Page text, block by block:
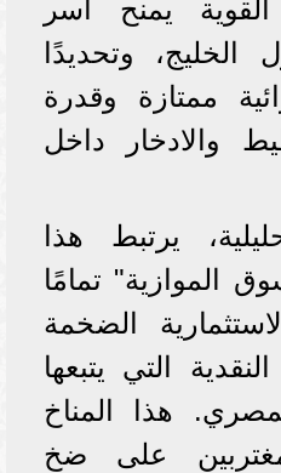
يمنح أسر
الخليج، وتحديدًا
ممتازة وقدرة
والادخار داخل
يرتبط هذا
الموازية" تمامًا
الضخمة
التي يتبعها
هذا المناخ
على ضخ